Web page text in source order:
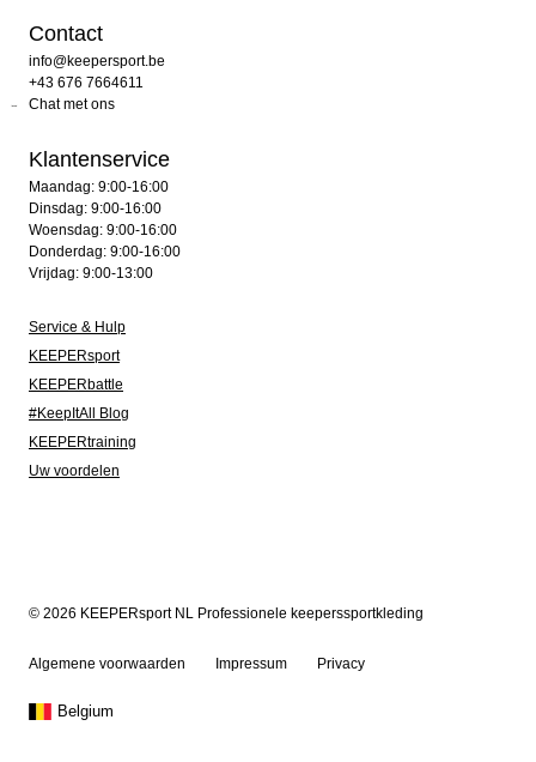
Contact
info@keepersport.be
+43 676 7664611
Chat met ons
Klantenservice
Maandag: 9:00-16:00
Dinsdag: 9:00-16:00
Woensdag: 9:00-16:00
Donderdag: 9:00-16:00
Vrijdag: 9:00-13:00
Service & Hulp
KEEPERsport
KEEPERbattle
#KeepItAll Blog
KEEPERtraining
Uw voordelen
© 2026 KEEPERsport NL Professionele keeperssportkleding
Algemene voorwaarden Impressum Privacy
Belgium